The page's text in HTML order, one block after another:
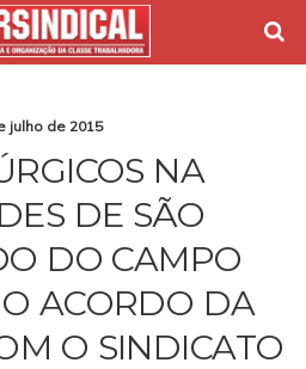
julho de 2015
NA
DE SÃO
DO CAMPO
ACORDO DA
O SINDICATO